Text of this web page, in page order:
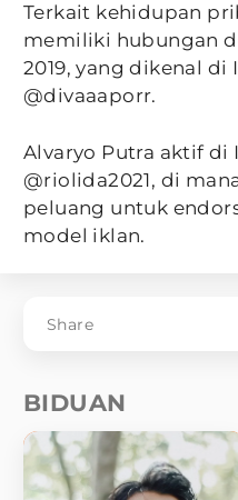
Terkait kehidupan
memiliki hubungan
2019, yang dikenal
@divaaaporr.
Alvaryo Putra aktif di
@riolida2021, di
peluang untuk
model iklan.
Share
BIDUAN